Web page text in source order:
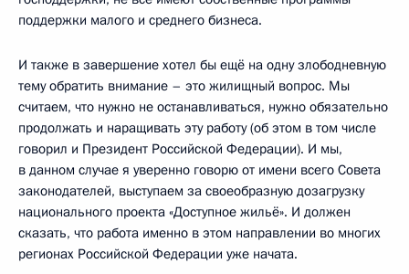
поддержки малого и среднего бизнеса.
И также в завершение хотел бы ещё на одну злободневную
тему обратить внимание – это жилищный вопрос. Мы
считаем, что нужно не останавливаться, нужно обязательно
продолжать и наращивать эту работу (об этом в том числе
говорил и Президент Российской Федерации). И мы,
в данном случае я уверенно говорю от имени всего Совета
законодателей, выступаем за своеобразную дозагрузку
национального проекта «Доступное жильё». И должен
сказать, что работа именно в этом направлении во многих
регионах Российской Федерации уже начата.